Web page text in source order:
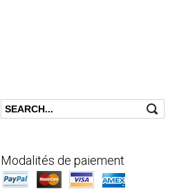
Search form
Search
Modalités de paiement